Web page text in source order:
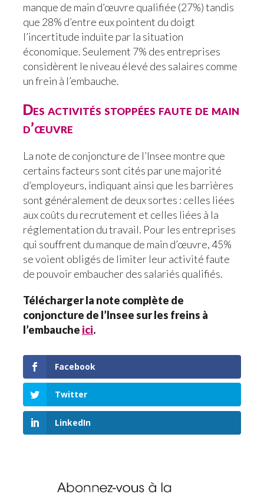
manque de main d’œuvre qualifiée (27%) tandis
que 28% d’entre eux pointent du doigt
l’incertitude induite par la situation
économique. Seulement 7% des entreprises
considèrent le niveau élevé des salaires comme
un frein à l’embauche.
Des activités stoppées faute de main
d’œuvre
La note de conjoncture de l’Insee montre que
certains facteurs sont cités par une majorité
d’employeurs, indiquant ainsi que les barrières
sont généralement de deux sortes : celles liées
aux coûts du recrutement et celles liées à la
réglementation du travail. Pour les entreprises
qui souffrent du manque de main d’œuvre, 45%
se voient obligés de limiter leur activité faute
de pouvoir embaucher des salariés qualifiés.
Télécharger la note complète de
conjoncture de l’Insee sur les freins à
l’embauche ici.
Facebook
Twitter
LinkedIn